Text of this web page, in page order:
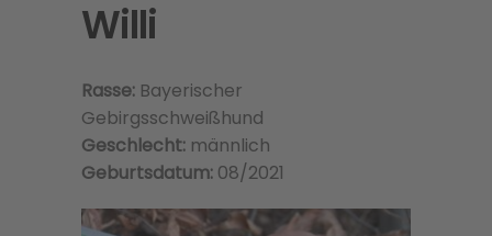
Willi
Rasse: Bayerischer
Gebirgsschweißhund
Geschlecht: männlich
Geburtsdatum: 08/2021